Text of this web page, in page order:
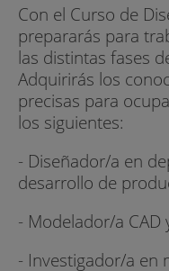
Con el Curso de
prepararás para
las distintas fases
Adquirirás los
precisas para
los siguientes:
- Diseñador/a en
desarrollo de
- Modelador/a CAD
- Investigador/a en